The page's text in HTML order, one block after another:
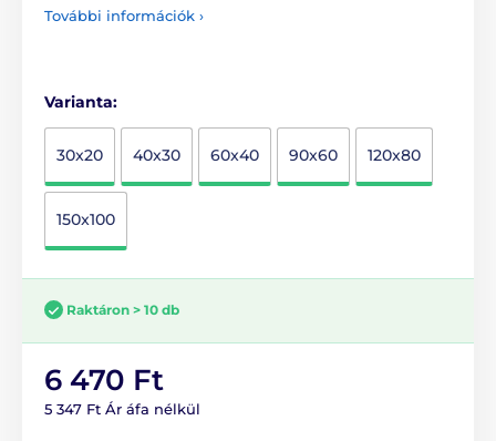
További információk ›
Varianta:
30x20 40x30 60x40 90x60 120x80
150x100
Raktáron > 10 db
6 470 Ft
5 347 Ft Ár áfa nélkül